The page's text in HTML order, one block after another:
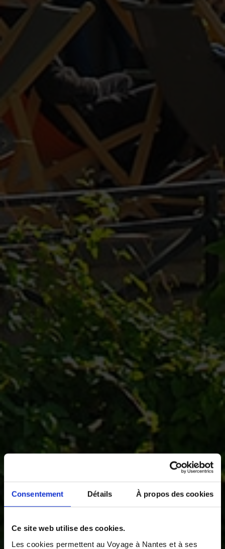
Consentement Détails À propos des cookies
Ce site web utilise des cookies.
Les cookies permettent au Voyage à Nantes et à ses